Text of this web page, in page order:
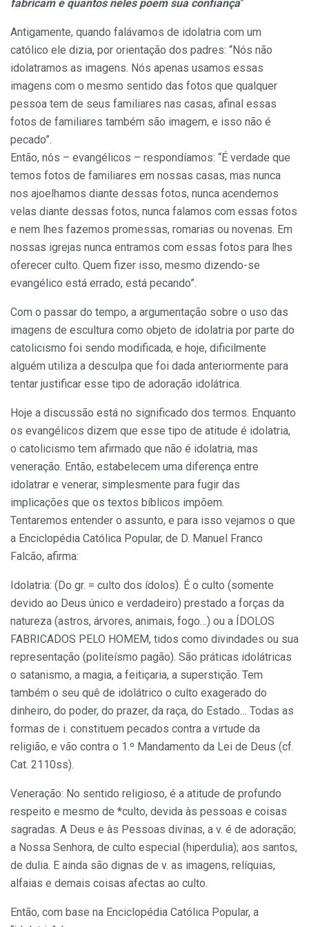
fabricam e quantos neles põem sua confiança”
Antigamente, quando falávamos de idolatria com um
católico ele dizia, por orientação dos padres: “Nós não
idolatramos as imagens. Nós apenas usamos essas
imagens com o mesmo sentido das fotos que qualquer
pessoa tem de seus familiares nas casas, afinal essas
fotos de familiares também são imagem, e isso não é
pecado”.
Então, nós – evangélicos – respondíamos: “É verdade que
temos fotos de familiares em nossas casas, mas nunca
nos ajoelhamos diante dessas fotos, nunca acendemos
velas diante dessas fotos, nunca falamos com essas fotos
e nem lhes fazemos promessas, romarias ou novenas. Em
nossas igrejas nunca entramos com essas fotos para lhes
oferecer culto. Quem fizer isso, mesmo dizendo-se
evangélico está errado, está pecando”.
Com o passar do tempo, a argumentação sobre o uso das
imagens de escultura como objeto de idolatria por parte do
catolicismo foi sendo modificada, e hoje, dificilmente
alguém utiliza a desculpa que foi dada anteriormente para
tentar justificar esse tipo de adoração idolátrica.
Hoje a discussão está no significado dos termos. Enquanto
os evangélicos dizem que esse tipo de atitude é idolatria,
o catolicismo tem afirmado que não é idolatria, mas
veneração. Então, estabelecem uma diferença entre
idolatrar e venerar, simplesmente para fugir das
implicações que os textos bíblicos impõem.
Tentaremos entender o assunto, e para isso vejamos o que
a Enciclopédia Católica Popular, de D. Manuel Franco
Falcão, afirma:
Idolatria: (Do gr. = culto dos ídolos). É o culto (somente
devido ao Deus único e verdadeiro) prestado a forças da
natureza (astros, árvores, animais, fogo…) ou a ÍDOLOS
FABRICADOS PELO HOMEM, tidos como divindades ou sua
representação (politeísmo pagão). São práticas idolátricas
o satanismo, a magia, a feitiçaria, a superstição. Tem
também o seu quê de idolátrico o culto exagerado do
dinheiro, do poder, do prazer, da raça, do Estado… Todas as
formas de i. constituem pecados contra a virtude da
religião, e vão contra o 1.º Mandamento da Lei de Deus (cf.
Cat. 2110ss).
Veneração: No sentido religioso, é a atitude de profundo
respeito e mesmo de *culto, devida às pessoas e coisas
sagradas. A Deus e às Pessoas divinas, a v. é de adoração;
a Nossa Senhora, de culto especial (hiperdulia); aos santos,
de du­lia. E ainda são dignas de v. as imagens, relíquias,
alfaias e demais coisas afectas ao culto.
Então, com base na Enciclopédia Católica Popular, a